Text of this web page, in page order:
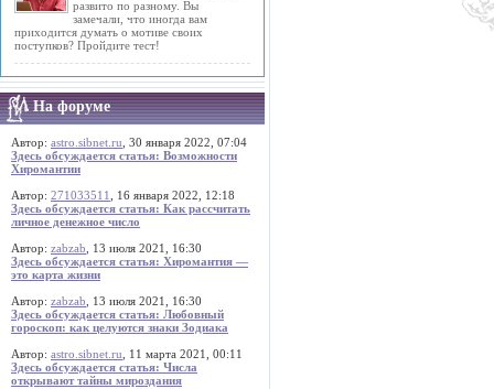
развито по разному. Вы
замечали, что иногда вам
приходится думать о мотиве своих
поступков? Пройдите тест!
На форуме
Автор: astro.sibnet.ru , 30 января 2022, 07:04
Здесь обсуждается статья: Возможности
Хиромантии
Автор: 271033511
, 16 января 2022, 12:18
Здесь обсуждается статья: Как рассчитать
личное денежное число
Автор: zabzab , 13 июля 2021, 16:30
Здесь обсуждается статья: Хиромантия —
это карта жизни
Автор: zabzab , 13 июля 2021, 16:30
Здесь обсуждается статья: Любовный
гороскоп: как целуются знаки Зодиака
Автор: astro.sibnet.ru , 11 марта 2021, 00:11
Здесь обсуждается статья: Числа
открывают тайны мироздания